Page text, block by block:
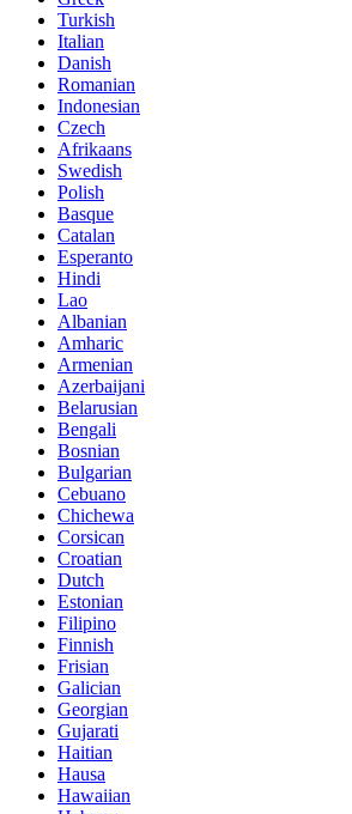
Turkish
Italian
Danish
Romanian
Indonesian
Czech
Afrikaans
Swedish
Polish
Basque
Catalan
Esperanto
Hindi
Lao
Albanian
Amharic
Armenian
Azerbaijani
Belarusian
Bengali
Bosnian
Bulgarian
Cebuano
Chichewa
Corsican
Croatian
Dutch
Estonian
Filipino
Finnish
Frisian
Galician
Georgian
Gujarati
Haitian
Hausa
Hawaiian